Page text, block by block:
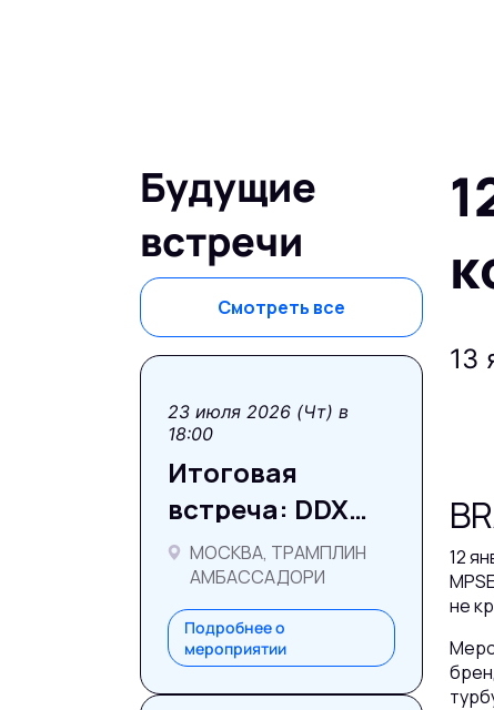
Будущие
встречи
Смотреть все
23 июля 2026 (Чт) в
18:00
Итоговая
встреча: DDX
Fitness +
СПОРТМАСТЕР
МОСКВА, ТРАМПЛИН
АМБАССАДОРИ
Подробнее о
мероприятии
bizgo
13
12
не